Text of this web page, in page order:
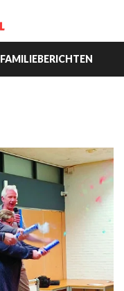
FAMILIEBERICHTEN